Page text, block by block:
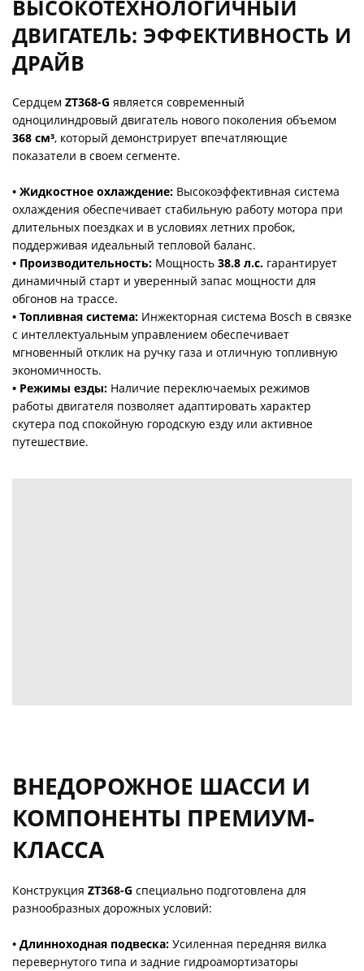
ВЫСОКОТЕХНОЛОГИЧНЫЙ
ДВИГАТЕЛЬ: ЭФФЕКТИВНОСТЬ И
ДРАЙВ
Сердцем ZT368-G является современный
одноцилиндровый двигатель нового поколения объемом
368 см³, который демонстрирует впечатляющие
показатели в своем сегменте.
• Жидкостное охлаждение: Высокоэффективная система
охлаждения обеспечивает стабильную работу мотора при
длительных поездках и в условиях летних пробок,
поддерживая идеальный тепловой баланс.
• Производительность: Мощность 38.8 л.с. гарантирует
динамичный старт и уверенный запас мощности для
обгонов на трассе.
• Топливная система: Инжекторная система Bosch в связке
с интеллектуальным управлением обеспечивает
мгновенный отклик на ручку газа и отличную топливную
экономичность.
• Режимы езды: Наличие переключаемых режимов
работы двигателя позволяет адаптировать характер
скутера под спокойную городскую езду или активное
путешествие.
ВНЕДОРОЖНОЕ ШАССИ И
КОМПОНЕНТЫ ПРЕМИУМ-
КЛАССА
Конструкция ZT368-G специально подготовлена для
разнообразных дорожных условий:
• Длинноходная подвеска: Усиленная передняя вилка
перевернутого типа и задние гидроамортизаторы